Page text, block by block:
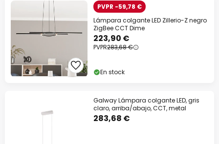
PVPR -59,78 €
Lámpara colgante LED Zillerio-Z negro
ZigBee CCT Dime
223,90 €
PVPR283,68 €
En stock
Galway Lámpara colgante LED, gris
claro, arriba/abajo, CCT, metal
283,68 €